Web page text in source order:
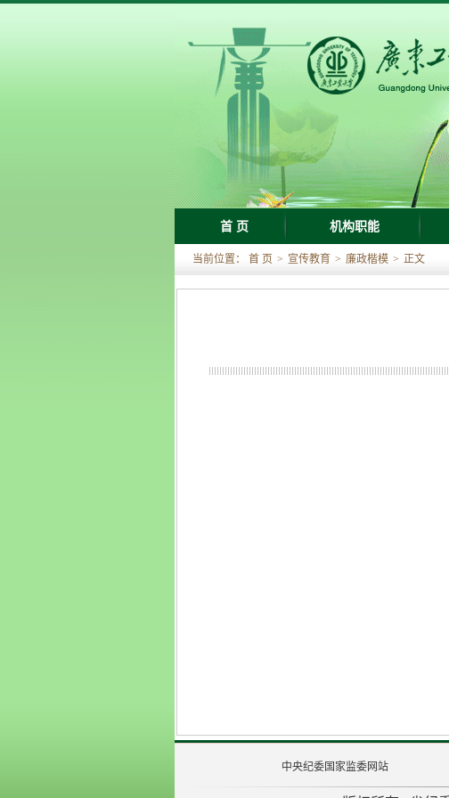
首 页 机构职能
当前位置： 首 页 > 宣传教育 > 廉政楷模 > 正文
中央纪委国家监委网站